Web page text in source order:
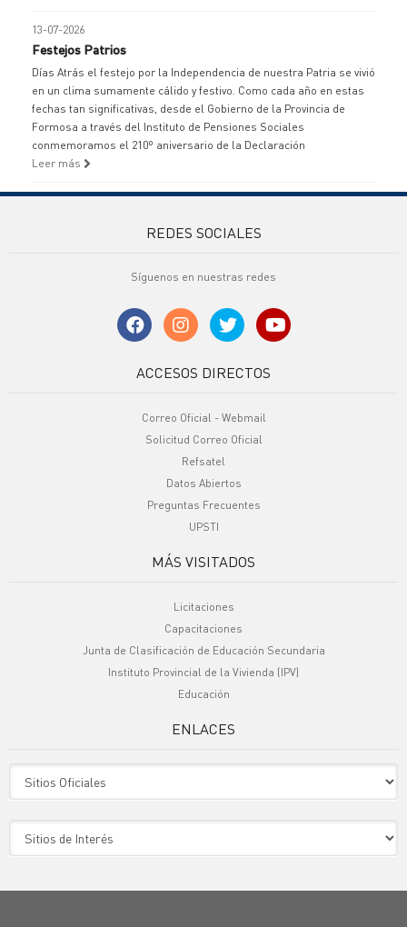
13-07-2026
Festejos Patrios
Días Atrás el festejo por la Independencia de nuestra Patria se vivió
en un clima sumamente cálido y festivo. Como cada año en estas
fechas tan significativas, desde el Gobierno de la Provincia de
Formosa a través del Instituto de Pensiones Sociales
conmemoramos el 210º aniversario de la Declaración
Leer más
REDES SOCIALES
Síguenos en nuestras redes
ACCESOS DIRECTOS
Correo Oficial - Webmail
Solicitud Correo Oficial
Refsatel
Datos Abiertos
Preguntas Frecuentes
UPSTI
MÁS VISITADOS
Licitaciones
Capacitaciones
Junta de Clasificación de Educación Secundaria
Instituto Provincial de la Vivienda (IPV)
Educación
ENLACES